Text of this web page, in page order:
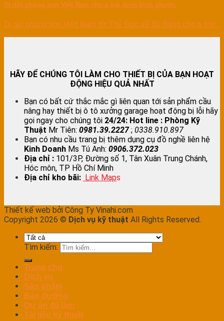
Di dời phòng sơn Việt Nam cho a trai dưới bình phước
Di dời phòng sơn Việt Nam từ Thủ Đức về Bù Đăng cho a trai...
HÃY ĐỂ CHÚNG TÔI LÀM CHO THIẾT BỊ CỦA BẠN HOẠT
ĐỘNG HIỆU QUẢ NHẤT
Bạn có bất cứ thắc mắc gì liên quan tới sản phẩm cầu
nâng hay thiết bị ô tô xưởng garage hoạt động bị lỗi hãy
gọi ngay cho chúng tôi 24/24: Hot line : Phòng Kỹ
Thuật Mr Tiên: 0981.39.2227; 0338.910.897
Bạn có nhu cầu trang bị thêm dụng cụ đồ nghề liên hệ
Kinh Doanh Ms Tú Anh: 0906.372.023
Địa chỉ : 101/3P, Đường số 1, Tân Xuân Trung Chánh,
Hóc môn, TP Hồ Chí Minh
Địa chỉ kho bãi: Link Maps
Thiết kế web bởi Công Ty Vinahi.com
Copyright 2026 © Dịch vụ kỹ thuật All Rights Reserved.
Tìm kiếm:
Trang chủ
Dịch vụ
Sản phẩm
Bảo dưỡng
Dự án đã làm
Tài liệu kỹ thuật